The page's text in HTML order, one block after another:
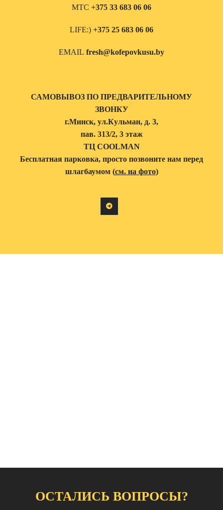
МТС +375 33 683 06 06
LIFE:) +375 25 683 06 06
EMAIL fresh@kofepovkusu.by
САМОВЫВОЗ ПО ПРЕДВАРИТЕЛЬНОМУ
ЗВОНКУ
г.Минск, ул.Кульман, д. 3,
пав. 313/2, 3 этаж
ТЦ COOLMAN
Бесплатная парковка, просто позвоните нам перед
шлагбаумом (см. на фото)
ОСТАЛИСЬ ВОПРОСЫ?